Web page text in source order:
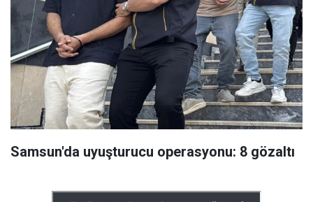
Samsun'da uyuşturucu operasyonu: 8 gözaltı